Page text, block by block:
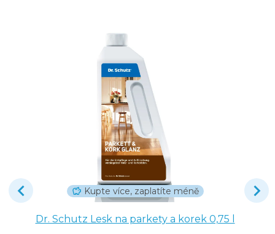
Kupte více, zaplatíte méně
Dr. Schutz Lesk na parkety a korek 0,75 l